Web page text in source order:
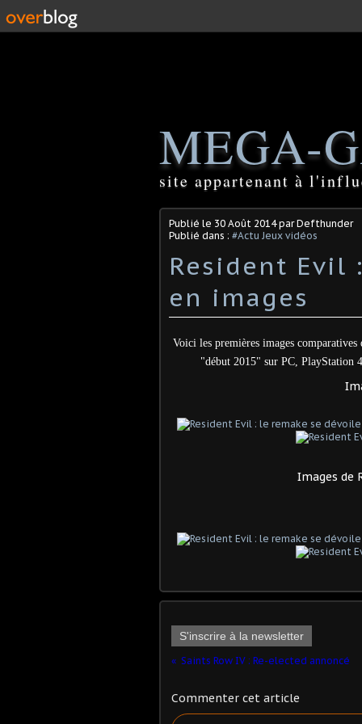
MEGA-
site appartenant à
Publié le 30 Août 2014par Defthunder
Publié dans : #Actu Jeux vidéos
Resident Evil
en images
Voici les premières images
"début 2015" sur PC, PlayStation
Images de
S'inscrire à la newsletter
Saints Row IV : Re-elected annoncé
Commenter cet article